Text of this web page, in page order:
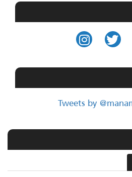
Tweets by